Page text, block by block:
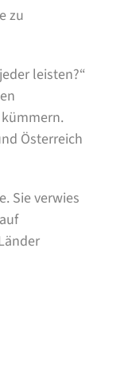
zu
leisten?“
Österreich
Sie verwies